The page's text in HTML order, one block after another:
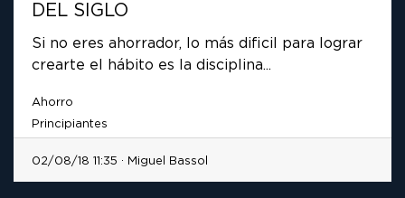
DEL SIGLO
Si no eres ahorrador, lo más dificil para lograr
crearte el hábito es la disciplina...
Ahorro
Principiantes
02/08/18 11:35 · Miguel Bassol